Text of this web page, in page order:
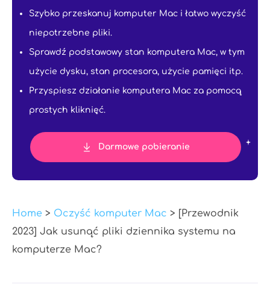
Szybko przeskanuj komputer Mac i łatwo wyczyść
niepotrzebne pliki.
Sprawdź podstawowy stan komputera Mac, w tym
użycie dysku, stan procesora, użycie pamięci itp.
Przyspiesz działanie komputera Mac za pomocą
prostych kliknięć.
Darmowe pobieranie
Home > Oczyść komputer Mac > [Przewodnik
2023] Jak usunąć pliki dziennika systemu na
komputerze Mac?